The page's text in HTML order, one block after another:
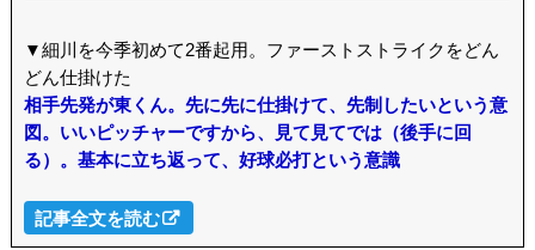
▼細川を今季初めて2番起用。ファーストストライクをどん
どん仕掛けた
相手先発が東くん。先に先に仕掛けて、先制したいという意
図。いいピッチャーですから、見て見てでは（後手に回
る）。基本に立ち返って、好球必打という意識
記事全文を読む